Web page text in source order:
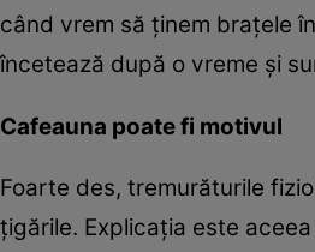
când vrem să ţinem braţele
încetează după o vreme şi
Cafeauna poate fi motivul
Foarte des, tremurăturile
ţigările. Explicaţia este